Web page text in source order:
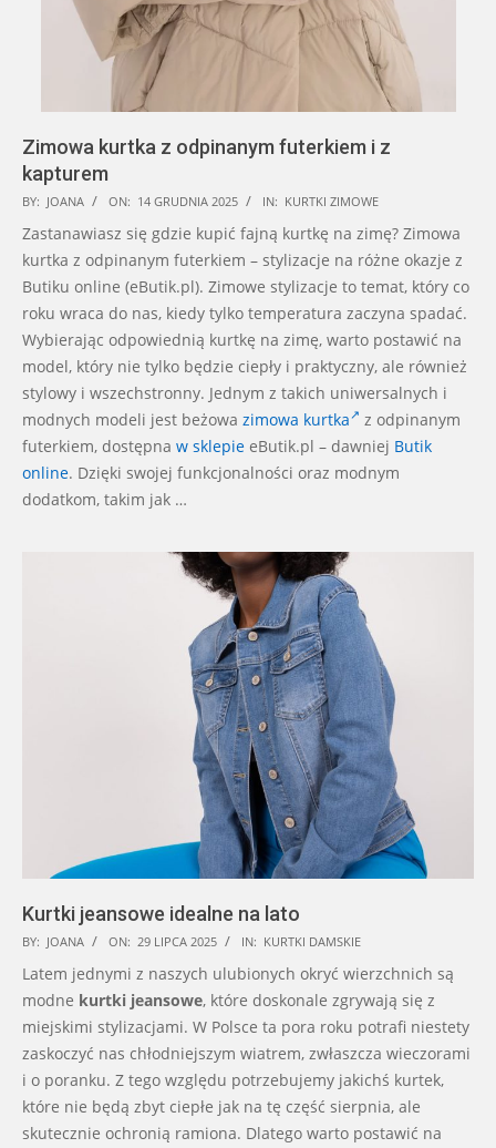
Zimowa kurtka z odpinanym futerkiem i z
kapturem
2025-
12-
14
BY: JOANA ON: 14 GRUDNIA 2025 IN: KURTKI ZIMOWE
Zastanawiasz się gdzie kupić fajną kurtkę na zimę? Zimowa
kurtka z odpinanym futerkiem – stylizacje na różne okazje z
Butiku online (eButik.pl). Zimowe stylizacje to temat, który co
roku wraca do nas, kiedy tylko temperatura zaczyna spadać.
Wybierając odpowiednią kurtkę na zimę, warto postawić na
model, który nie tylko będzie ciepły i praktyczny, ale również
stylowy i wszechstronny. Jednym z takich uniwersalnych i
modnych modeli jest beżowa zimowa kurtka
z odpinanym
futerkiem, dostępna w sklepie eButik.pl – dawniej Butik
online. Dzięki swojej funkcjonalności oraz modnym
dodatkom, takim jak …
Kurtki jeansowe idealne na lato
2025-
07-
29
BY: JOANA ON: 29 LIPCA 2025 IN: KURTKI DAMSKIE
Latem jednymi z naszych ulubionych okryć wierzchnich są
modne kurtki jeansowe, które doskonale zgrywają się z
miejskimi stylizacjami. W Polsce ta pora roku potrafi niestety
zaskoczyć nas chłodniejszym wiatrem, zwłaszcza wieczorami
i o poranku. Z tego względu potrzebujemy jakichś kurtek,
które nie będą zbyt ciepłe jak na tę część sierpnia, ale
skutecznie ochronią ramiona. Dlatego warto postawić na